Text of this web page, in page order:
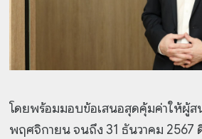
โดยพร้อมมอบข้อเสนอสุดคุ้มค่าให้ผู้ส
พฤศจิกายน จนถึง 31 ธันวาคม 2567